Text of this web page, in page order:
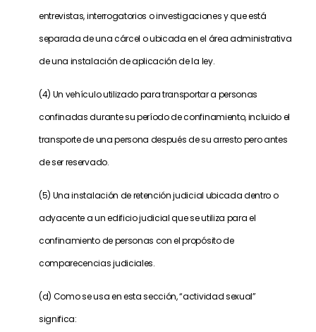
entrevistas, interrogatorios o investigaciones y que está
separada de una cárcel o ubicada en el área administrativa
de una instalación de aplicación de la ley.
(4) Un vehículo utilizado para transportar a personas
confinadas durante su período de confinamiento, incluido el
transporte de una persona después de su arresto pero antes
de ser reservado.
(5) Una instalación de retención judicial ubicada dentro o
adyacente a un edificio judicial que se utiliza para el
confinamiento de personas con el propósito de
comparecencias judiciales.
(d) Como se usa en esta sección, “actividad sexual”
significa: